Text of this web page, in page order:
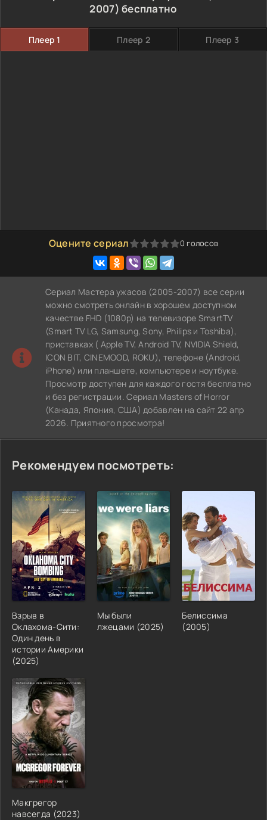
2007) бесплатно
Плеер 1 Плеер 2 Плеер 3
Оцените сериал
1 2 3 4 5 0 голосов
Сериал Мастера ужасов (2005-2007) все серии
можно смотреть онлайн в хорошем доступном
качестве FHD (1080p) на телевизоре SmartTV
(Smart TV LG, Samsung, Sony, Philips и Toshiba),
приставках ( Apple TV, Android TV, NVIDIA Shield,
ICON BIT, CINEMOOD, ROKU), телефоне (Android,
iPhone) или планшете, компьютере и ноутбуке.
Просмотр доступен для каждого гостя бесплатно
и без регистрации. Сериал Masters of Horror
(Канада, Япония, США) добавлен на сайт 22 апр
2026. Приятного просмотра!
Рекомендуем посмотреть:
Взрыв в
Оклахома-Сити:
Один день в
истории Америки
(2025)
Мы были
лжецами (2025)
Белиссима
(2005)
Макгрегор
навсегда (2023)